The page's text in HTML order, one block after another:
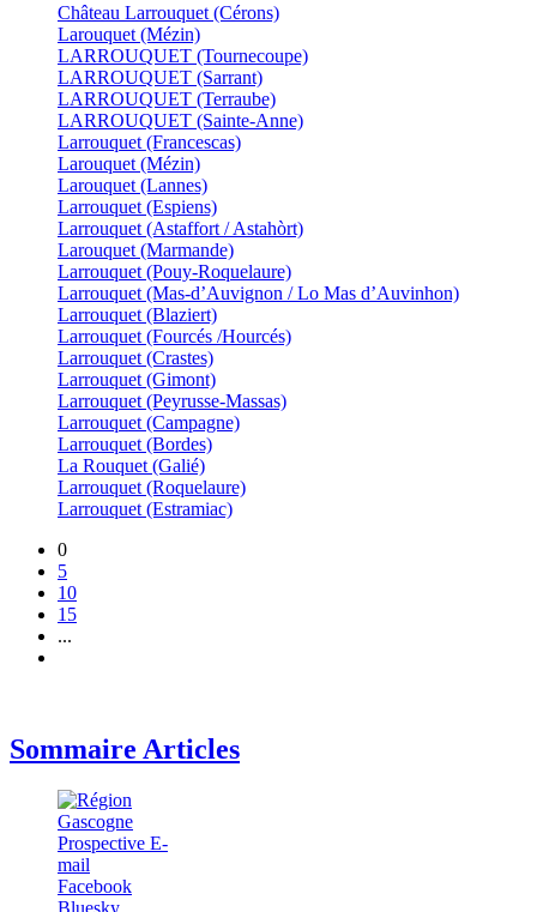
Château Larrouquet (Cérons)
Larouquet (Mézin)
LARROUQUET (Tournecoupe)
LARROUQUET (Sarrant)
LARROUQUET (Terraube)
LARROUQUET (Sainte-Anne)
Larrouquet (Francescas)
Larouquet (Mézin)
Larouquet (Lannes)
Larrouquet (Espiens)
Larrouquet (Astaffort / Astahòrt)
Larouquet (Marmande)
Larrouquet (Pouy-Roquelaure)
Larrouquet (Mas-d’Auvignon / Lo Mas d’Auvinhon)
Larrouquet (Blaziert)
Larrouquet (Fourcés /Hourcés)
Larrouquet (Crastes)
Larrouquet (Gimont)
Larrouquet (Peyrusse-Massas)
Larrouquet (Campagne)
Larrouquet (Bordes)
La Rouquet (Galié)
Larrouquet (Roquelaure)
Larrouquet (Estramiac)
0
5
10
15
...
Sommaire Articles